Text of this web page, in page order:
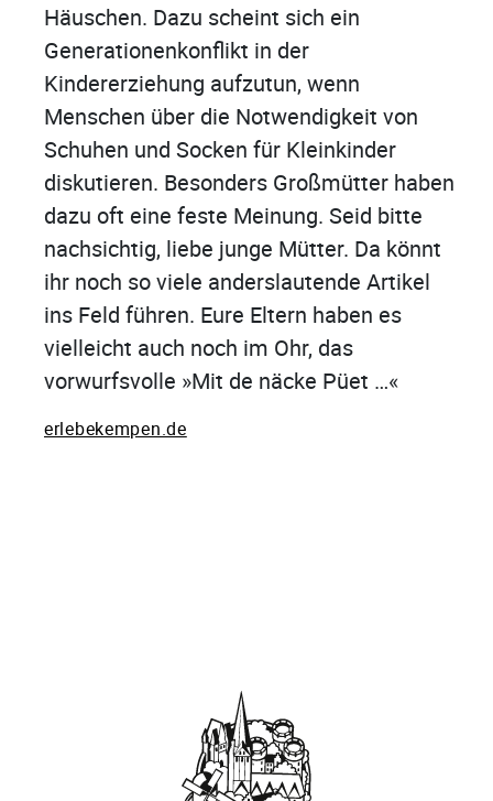
Häuschen. Dazu scheint sich ein
Generationenkonflikt in der
Kindererziehung aufzutun, wenn
Menschen über die Notwendigkeit von
Schuhen und Socken für Kleinkinder
diskutieren. Besonders Großmütter haben
dazu oft eine feste Meinung. Seid bitte
nachsichtig, liebe junge Mütter. Da könnt
ihr noch so viele anderslautende Artikel
ins Feld führen. Eure Eltern haben es
vielleicht auch noch im Ohr, das
vorwurfsvolle »Mit de näcke Püet …«
erlebekempen.de